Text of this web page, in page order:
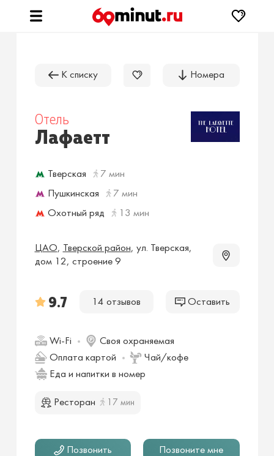
К списку Номера
Отель
Лафаетт
Тверская
7 мин
Пушкинская
7 мин
Охотный ряд
13 мин
ЦАО, Тверской район, ул. Тверская,
дом 12, строение 9
9.7 14 отзывов Оставить
Wi-Fi
Своя охраняемая
Оплата картой
Чай/кофе
Еда и напитки в номер
Ресторан 17 мин
Позвонить Позвоните мне